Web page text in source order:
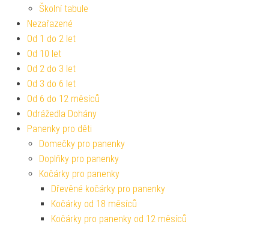
Školní tabule
Nezařazené
Od 1 do 2 let
Od 10 let
Od 2 do 3 let
Od 3 do 6 let
Od 6 do 12 měsíců
Odrážedla Dohány
Panenky pro děti
Domečky pro panenky
Doplňky pro panenky
Kočárky pro panenky
Dřevěné kočárky pro panenky
Kočárky od 18 měsíců
Kočárky pro panenky od 12 měsíců